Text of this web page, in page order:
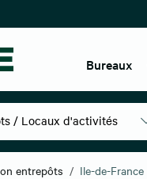
Bureaux
/ Locaux d'activités
entrepôts Ile-de-France